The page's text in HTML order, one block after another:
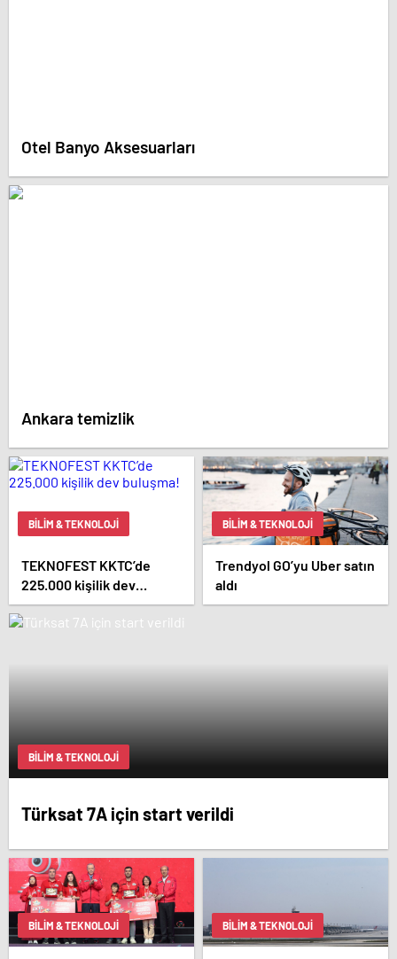
Otel Banyo Aksesuarları
Ankara temizlik
BILIM & TEKNOLOJI
TEKNOFEST KKTC’de
225.000 kişilik dev
buluşma!
BILIM & TEKNOLOJI
Trendyol GO’yu Uber satın
aldı
BILIM & TEKNOLOJI
Türksat 7A için start verildi
BILIM & TEKNOLOJI BILIM & TEKNOLOJI